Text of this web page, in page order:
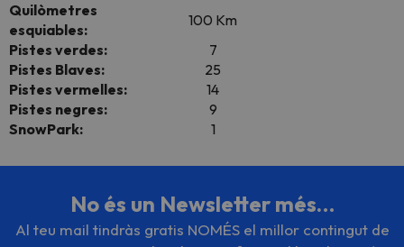
Quilòmetres
esquiables:
100 Km
Pistes verdes:
7
Pistes Blaves:
25
Pistes vermelles:
14
Pistes negres:
9
SnowPark:
1
No és un Newsletter més…
Al teu mail tindràs gratis NOMÉS el millor contingut de